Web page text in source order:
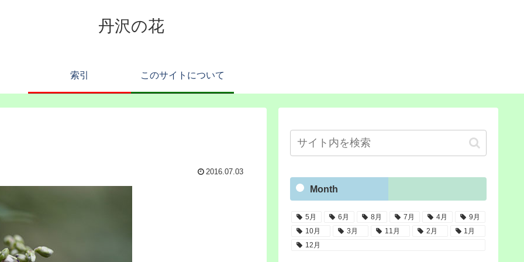
丹沢の花
索引 このサイトについて
2016.07.03
Month
5月 6月 8月 7月 4月
9月
10月
3月 11月 2月
1月
12月